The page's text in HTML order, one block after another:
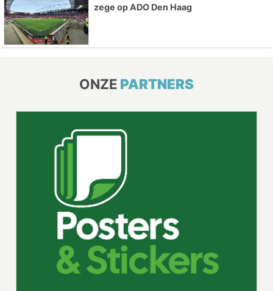
zege op ADO Den Haag
ONZE PARTNERS